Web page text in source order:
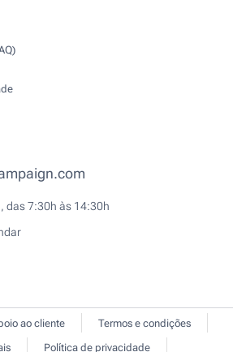
das 7:30h às 14:30h
ao cliente
Termos e condições
Política de privacidade